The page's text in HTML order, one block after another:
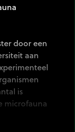
door een
aan
is
microfauna